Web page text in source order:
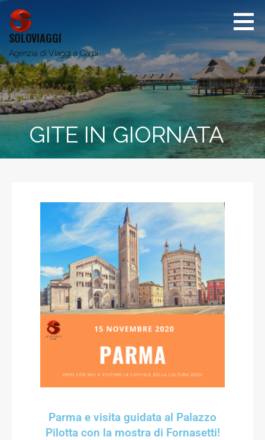
SOLOVIAGGI
Agenzia di Viaggi a Carpi
GITE IN GIORNATA
Parma e visita guidata al Palazzo
Pilotta con la mostra di Fornasetti!